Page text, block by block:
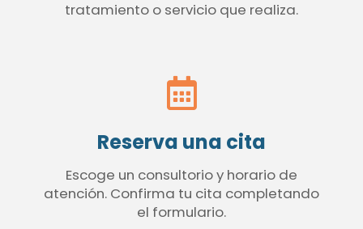
tratamiento o servicio que realiza.
Reserva una cita
Escoge un consultorio y horario de
atención. Confirma tu cita completando
el formulario.